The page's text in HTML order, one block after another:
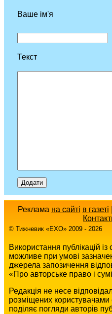
Ваше ім'я
Текст
Реклама на сайті в газеті
© Тижневик «EХO» 2009 - 2026
Використання публікацій
можливе при умові
джерела запозичення
«Про авторське право і
Редакція не несе
розміщених
поділяє погляди авторів